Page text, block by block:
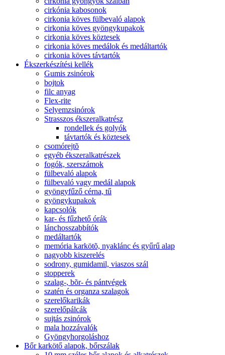
cirkónia kabosonok
cirkonia köves fülbevaló alapok
cirkonia köves gyöngykupakok
cirkonia köves köztesek
cirkonia köves medálok és medáltartók
cirkonia köves távtartók
Ékszerkészítési kellék
Gumis zsinórok
bojtok
filc anyag
Flex-rite
Selyemzsinórok
Strasszos ékszeralkatrész
rondellek és golyók
távtartók és köztesek
csomórejtõ
egyéb ékszeralkatrészek
fogók, szerszámok
fülbevaló alapok
fülbevaló vagy medál alapok
gyöngyfűző cérna, tű
gyöngykupakok
kapcsolók
kar- és fűzhető órák
lánchosszabbítók
medáltartók
memória karkötõ, nyaklánc és gyűrű alap
nagyobb kiszerelés
sodrony, gumidamil, viaszos szál
stopperek
szalag-, bõr- és pántvégek
szatén és organza szalagok
szerelőkarikák
szerelőpálcák
sujtás zsinórok
mala hozzávalók
Gyöngyhorgoláshoz
Bőr karkötő alapok, bőrszálak